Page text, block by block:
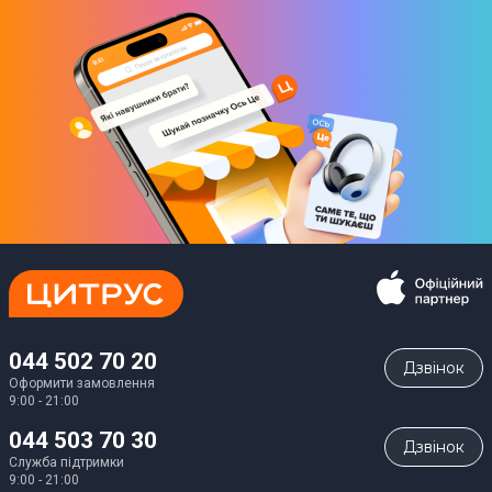
044 502 70 20
Оформити замовлення
9:00 - 21:00
Дзвiнок
044 503 70 30
Служба підтримки
9:00 - 21:00
Дзвiнок